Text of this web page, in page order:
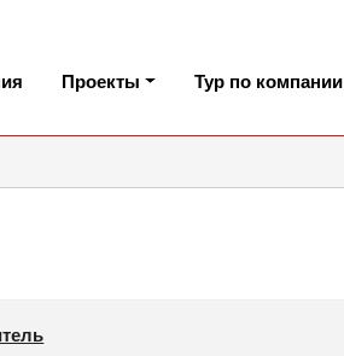
Проекты Тур по компании